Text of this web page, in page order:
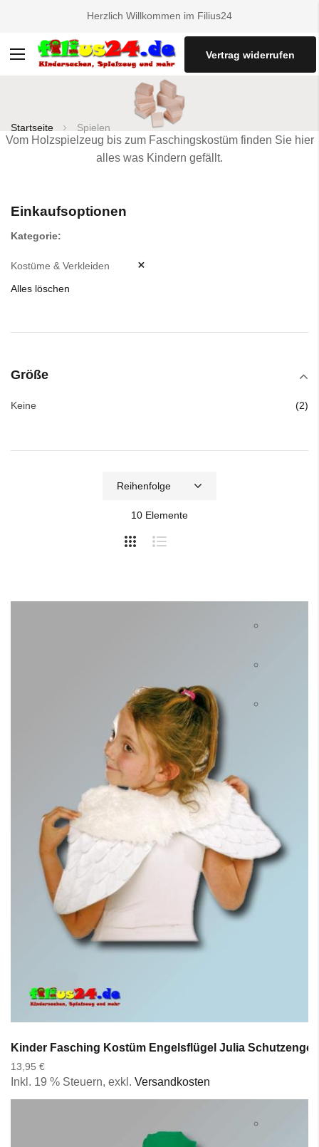
Herzlich Willkommen im Filius24
Navigation
Vertrag widerrufen
Startseite Spielen
Vom Holzspielzeug bis zum Faschingskostüm finden Sie hier
alles was Kindern gefällt.
10 Elemente
Kinder Fasching Kostüm Engelsflügel Julia Schutzengel
13,95 €
Inkl. 19 % Steuern, exkl. Versandkosten
Einkaufsoptionen
Kategorie
Kostüme & Verkleiden
Alles löschen
Größe
Keine 2